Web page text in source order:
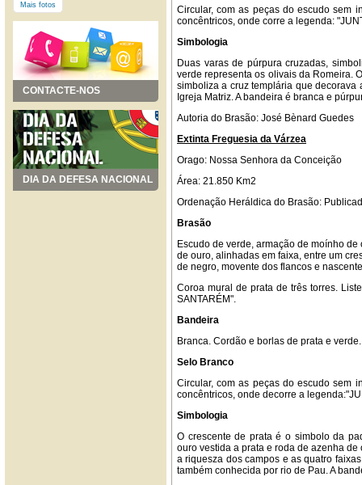
Mais fotos
CONTACTE-NOS
DIA DA DEFESA NACIONAL
Circular, com as peças do escudo sem
concêntricos, onde corre a legenda:
Simbologia
Duas varas de púrpura cruzadas,
verde representa os olivais da Romeira.
simboliza a cruz templária que
Igreja Matriz. A bandeira é branca e
Autoria do Brasão: José Bènard Guedes
Extinta Freguesia da Várzea
Orago: Nossa Senhora da Conceição
Área: 21.850 Km2
Ordenação Heráldica do Brasão:
Brasão
Escudo de verde, armação de moínho
de ouro, alinhadas em faixa, entre um
de negro, movente dos flancos e
Coroa mural de prata de três torres.
SANTARÉM".
Bandeira
Branca. Cordão e borlas de prata e
Selo Branco
Circular, com as peças do escudo sem
concêntricos, onde decorre a
Simbologia
O crescente de prata é o simbolo da
ouro vestida a prata e roda de azenha
a riquesza dos campos e as quatro
também conhecida por rio de Pau. A